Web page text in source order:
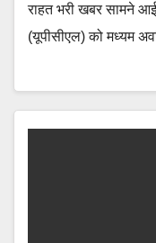
राहत भरी खबर सामने
(यूपीसीएल) को मध्यम